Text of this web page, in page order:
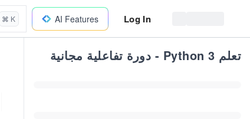
⌘ K AI Features Log In
تعلم Python 3 - دورة تفاعلية مجانية